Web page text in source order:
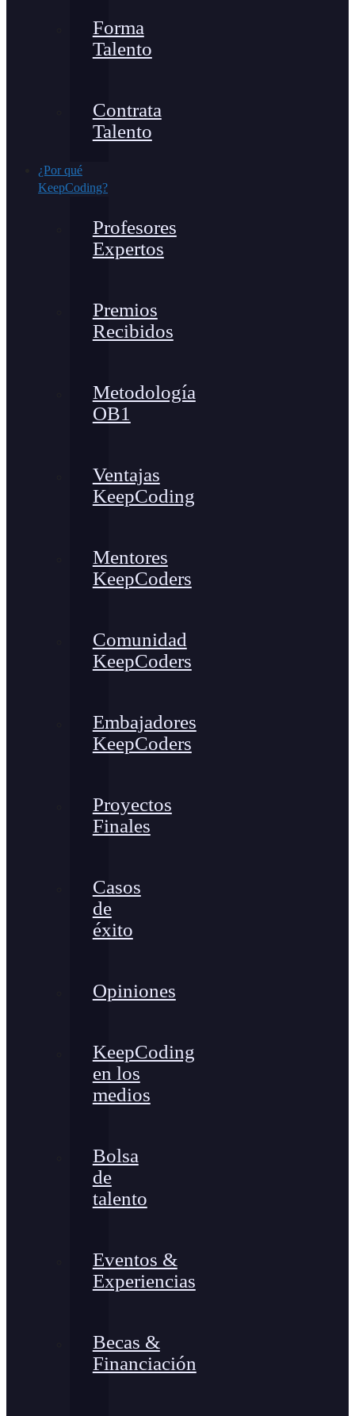
Forma
Talento
Contrata
Talento
¿Por qué
KeepCoding?
Profesores
Expertos
Premios
Recibidos
Metodología
OB1
Ventajas
KeepCoding
Mentores
KeepCoders
Comunidad
KeepCoders
Embajadores
KeepCoders
Proyectos
Finales
Casos
de
éxito
Opiniones
KeepCoding
en los
medios
Bolsa
de
talento
Eventos &
Experiencias
Becas &
Financiación